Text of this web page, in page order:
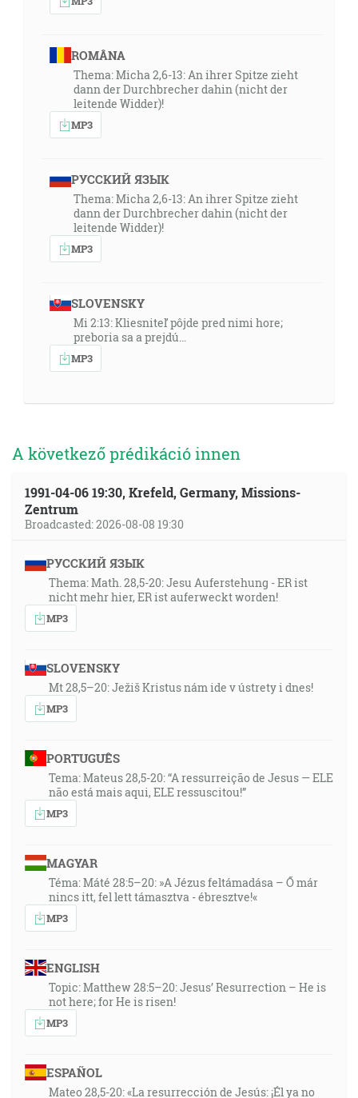
ROMÂNA
Thema: Micha 2,6-13: An ihrer Spitze zieht
dann der Durchbrecher dahin (nicht der
leitende Widder)!
MP3
РУССКИЙ ЯЗЫК
Thema: Micha 2,6-13: An ihrer Spitze zieht
dann der Durchbrecher dahin (nicht der
leitende Widder)!
MP3
SLOVENSKY
Mi 2:13: Kliesniteľ pôjde pred nimi hore;
preboria sa a prejdú…
MP3
A következő prédikáció innen
1991-04-06 19:30, Krefeld, Germany, Missions-
Zentrum
Broadcasted: 2026-08-08 19:30
РУССКИЙ ЯЗЫК
Thema: Math. 28,5-20: Jesu Auferstehung - ER ist
nicht mehr hier, ER ist auferweckt worden!
MP3
SLOVENSKY
Mt 28,5–20: Ježiš Kristus nám ide v ústrety i dnes!
MP3
PORTUGUÊS
Tema: Mateus 28,5-20: “A ressurreição de Jesus — ELE
não está mais aqui, ELE ressuscitou!”
MP3
MAGYAR
Téma: Máté 28:5–20: »A Jézus feltámadása – Ő már
nincs itt, fel lett támasztva - ébresztve!«
MP3
ENGLISH
Topic: Matthew 28:5–20: Jesus’ Resurrection – He is
not here; for He is risen!
MP3
ESPAÑOL
Mateo 28,5-20: «La resurrección de Jesús: ¡Él ya no